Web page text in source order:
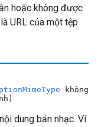
hoặc không được
URL của một tệp
không
dung bản nhạc. Ví